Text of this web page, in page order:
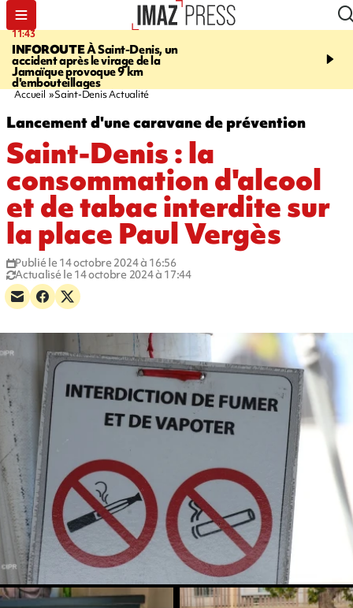
11:43
INFOROUTEÀ Saint-Denis, un
accident après le virage de la
Jamaïque provoque 9 km
d'embouteillages
16:35
gendarmes évacuent
Accueil Saint-Denis Actualité
Lancement d'une caravane de prévention
Saint-Denis : la
consommation d'alcool
et de tabac interdite sur
la place Paul Vergès
Publié le 14 octobre 2024 à 16:56
Actualisé le 14 octobre 2024 à 17:44